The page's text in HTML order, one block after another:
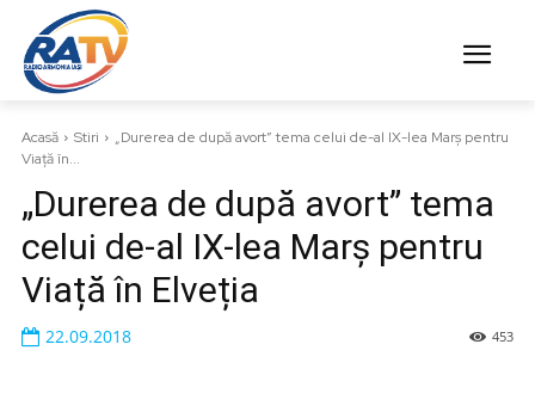
Acasă Stiri
„Durerea de după avort” tema celui de-al IX-lea Marș pentru
Viață în...
„Durerea de după avort” tema
celui de-al IX-lea Marș pentru
Viață în Elveția
453
22.09.2018